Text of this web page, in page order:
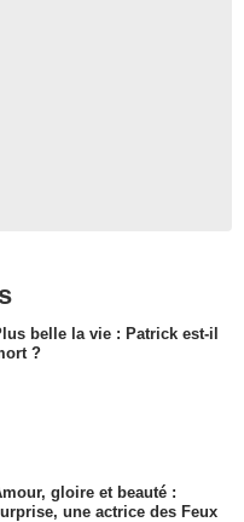
belle la vie : Patrick est-il
?
gloire et beauté :
une actrice des Feux